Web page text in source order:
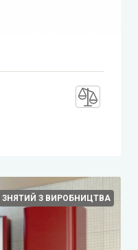
ЗНЯТИЙ З ВИРОБНИЦТВА